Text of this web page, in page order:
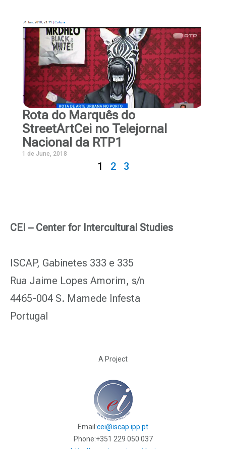
Rota do Marquês do
StreetArtCei no Telejornal
Nacional da RTP1
1 de June, 2018
1 2 3
CEI – Center for Intercultural Studies
ISCAP, Gabinetes 333 e 335
Rua Jaime Lopes Amorim, s/n
4465-004 S. Mamede Infesta
Portugal
A Project
Email:cei@iscap.ipp.pt
Phone:+351 229 050 037